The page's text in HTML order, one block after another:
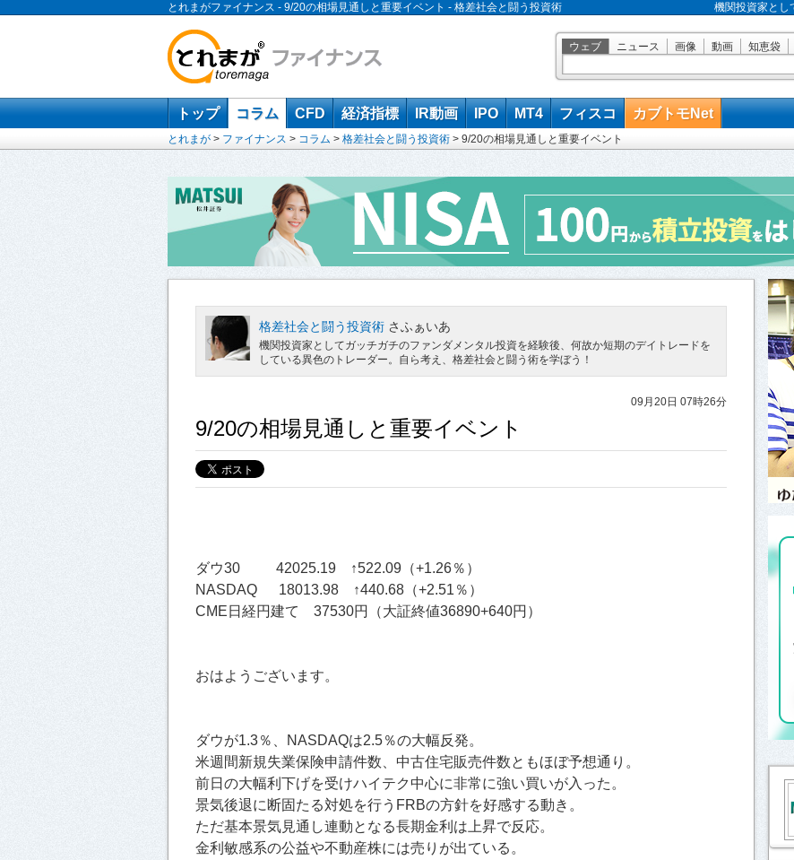
とれまがファイナンス - 9/20の相場見通しと重要イベント - 格差社会と闘う投資術 機関投資家とし
ウェブ ニュース 画像 動画 知恵袋
トップ コラム CFD 経済指標 IR動画 IPO MT4 フィスコ カブトモNet
とれまが > ファイナンス > コラム > 格差社会と闘う投資術 > 9/20の相場見通しと重要イベント
格差社会と闘う投資術 さふぁいあ
機関投資家としてガッチガチのファンダメンタル投資を経験後、何故か短期のデイトレードを
している異色のトレーダー。自ら考え、格差社会と闘う術を学ぼう！
09月20日 07時26分
9/20の相場見通しと重要イベント
ダウ30 42025.19 ↑522.09（+1.26％）
NASDAQ 18013.98 ↑440.68（+2.51％）
CME日経円建て 37530円（大証終値36890+640円）
おはようございます。
ダウが1.3％、NASDAQは2.5％の大幅反発。
米週間新規失業保険申請件数、中古住宅販売件数ともほぼ予想通り。
前日の大幅利下げを受けハイテク中心に非常に強い買いが入った。
景気後退に断固たる対処を行うFRBの方針を好感する動き。
ただ基本景気見通し連動となる長期金利は上昇で反応。
金利敏感系の公益や不動産株には売りが出ている。